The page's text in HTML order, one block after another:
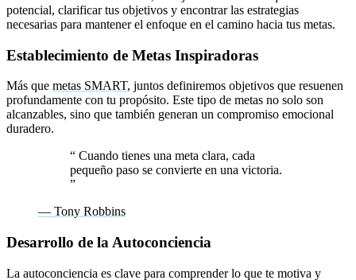
potencial, clarificar tus objetivos y encontrar las estrategias
necesarias para mantener el enfoque en el camino hacia tus metas.
Establecimiento de Metas Inspiradoras
Más que metas SMART, juntos definiremos objetivos que resuenen
profundamente con tu propósito. Este tipo de metas no solo son
alcanzables, sino que también generan un compromiso emocional
duradero.
“ Cuando tienes una meta clara, cada
pequeño paso se convierte en una victoria.
”
— Tony Robbins
Desarrollo de la Autoconciencia
La autoconciencia es clave para comprender lo que te motiva y